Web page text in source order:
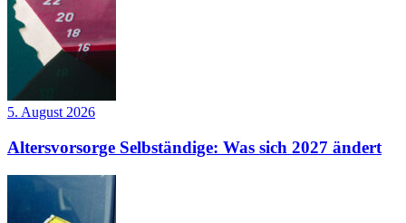
5. August 2026
Altersvorsorge Selbständige: Was sich 2027 ändert